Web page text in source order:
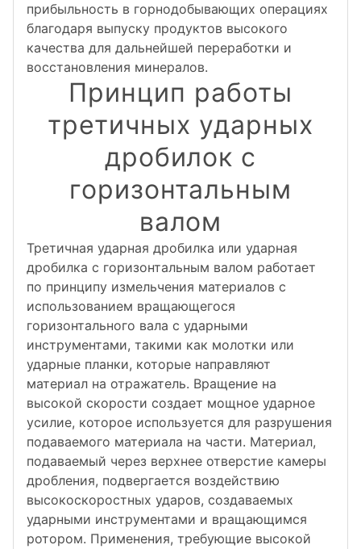
прибыльность в горнодобывающих операциях
благодаря выпуску продуктов высокого
качества для дальнейшей переработки и
восстановления минералов.
Принцип работы
третичных ударных
дробилок с
горизонтальным
валом
Третичная ударная дробилка или ударная
дробилка с горизонтальным валом работает
по принципу измельчения материалов с
использованием вращающегося
горизонтального вала с ударными
инструментами, такими как молотки или
ударные планки, которые направляют
материал на отражатель. Вращение на
высокой скорости создает мощное ударное
усилие, которое используется для разрушения
подаваемого материала на части. Материал,
подаваемый через верхнее отверстие камеры
дробления, подвергается воздействию
высокоскоростных ударов, создаваемых
ударными инструментами и вращающимся
ротором. Применения, требующие высокой